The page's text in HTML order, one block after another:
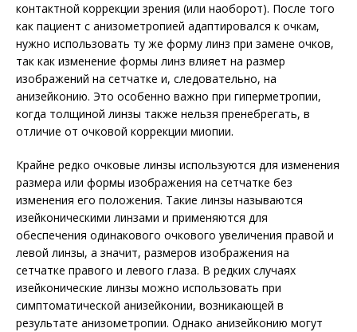
контактной коррекции зрения (или наоборот). После того
как пациент с анизометропией адаптировался к очкам,
нужно использовать ту же форму линз при замене очков,
так как изменение формы линз влияет на размер
изображений на сетчатке и, следовательно, на
анизейконию. Это особенно важно при гиперметропии,
когда толщиной линзы также нельзя пренебрегать, в
отличие от очковой коррекции миопии.
Крайне редко очковые линзы используются для изменения
размера или формы изображения на сетчатке без
изменения его положения. Такие линзы называются
изейконическими линзами и применяются для
обеспечения одинакового очкового увеличения правой и
левой линзы, а значит, размеров изображения на
сетчатке правого и левого глаза. В редких случаях
изейконические линзы можно использовать при
симптоматической анизейконии, возникающей в
результате анизометропии. Однако анизейконию могут